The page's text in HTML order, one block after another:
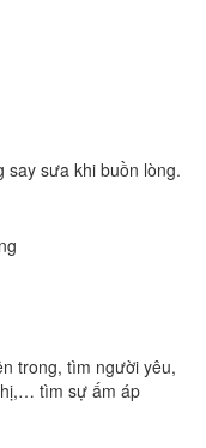
say sưa khi buồn lòng.
trong, tìm người yêu,
tìm sự ấm áp